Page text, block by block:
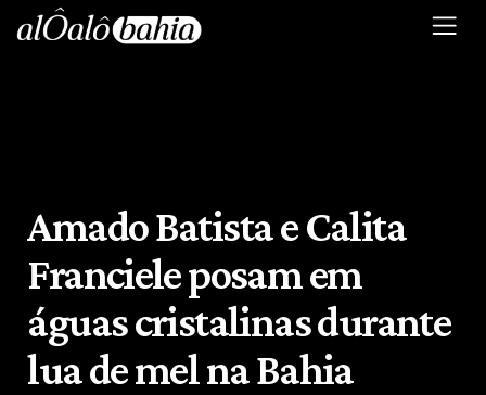
Amado Batista e Calita
Franciele posam em
águas cristalinas durante
lua de mel na Bahia